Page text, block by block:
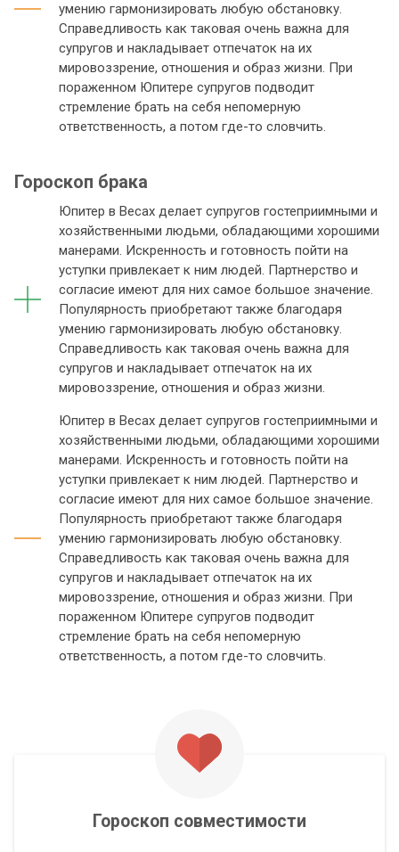
умению гармонизировать любую обстановку.
Справедливость как таковая очень важна для
супругов и накладывает отпечаток на их
мировоззрение, отношения и образ жизни. При
пораженном Юпитере супругов подводит
стремление брать на себя непомерную
ответственность, а потом где-то словчить.
Гороскоп брака
Юпитер в Весах делает супругов гостеприимными и
хозяйственными людьми, обладающими хорошими
манерами. Искренность и готовность пойти на
уступки привлекает к ним людей. Партнерство и
согласие имеют для них самое большое значение.
Популярность приобретают также благодаря
умению гармонизировать любую обстановку.
Справедливость как таковая очень важна для
супругов и накладывает отпечаток на их
мировоззрение, отношения и образ жизни.
Юпитер в Весах делает супругов гостеприимными и
хозяйственными людьми, обладающими хорошими
манерами. Искренность и готовность пойти на
уступки привлекает к ним людей. Партнерство и
согласие имеют для них самое большое значение.
Популярность приобретают также благодаря
умению гармонизировать любую обстановку.
Справедливость как таковая очень важна для
супругов и накладывает отпечаток на их
мировоззрение, отношения и образ жизни. При
пораженном Юпитере супругов подводит
стремление брать на себя непомерную
ответственность, а потом где-то словчить.
Гороскоп совместимости